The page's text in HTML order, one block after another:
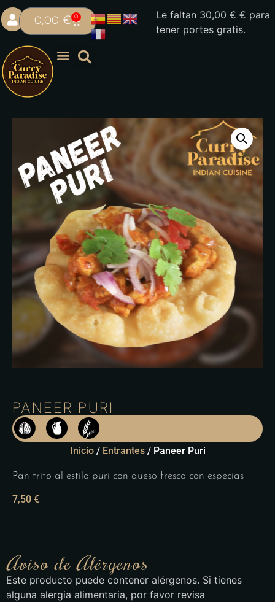
0,00 € 0 Le faltan 30,00€ € para
tener portes gratis.
PANEER PURI
Inicio/ Entrantes/ Paneer Puri
Pan frito al estilo puri con queso fresco con especias
7,50 €
Aviso de Alérgenos
Este producto puede contener alérgenos. Si tienes
alguna alergia alimentaria, por favor revisa